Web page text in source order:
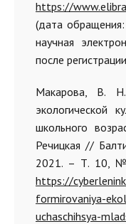
https://
(дата
научная
после
Макарова, В. Н.
экологической
школьного
Речицкая //
2021. – Т. 10,
https://
formirovaniya-
uchaschihsya-